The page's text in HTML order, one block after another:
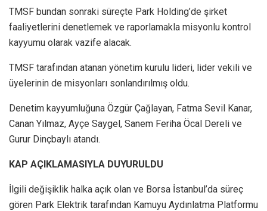
TMSF bundan sonraki süreçte Park Holding’de şirket
faaliyetlerini denetlemek ve raporlamakla misyonlu kontrol
kayyumu olarak vazife alacak.
TMSF tarafından atanan yönetim kurulu lideri, lider vekili ve
üyelerinin de misyonları sonlandırılmış oldu.
Denetim kayyumluğuna Özgür Çağlayan, Fatma Sevil Kanar,
Canan Yılmaz, Ayçe Saygel, Sanem Feriha Öcal Dereli ve
Gurur Dinçbaylı atandı.
KAP AÇIKLAMASIYLA DUYURULDU
İlgili değişiklik halka açık olan ve Borsa İstanbul’da süreç
gören Park Elektrik tarafından Kamuyu Aydınlatma Platformu